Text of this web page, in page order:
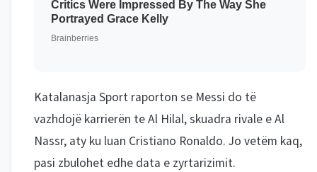
Katalanasja Sport raporton se Messi do të
vazhdojë karrierën te Al Hilal, skuadra rivale e Al
Nassr, aty ku luan Cristiano Ronaldo. Jo vetëm kaq,
pasi zbulohet edhe data e zyrtarizimit.